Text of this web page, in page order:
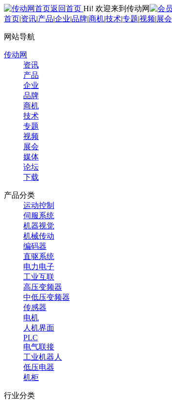
返回首页 Hi! 欢迎来到传动网
首页|资讯|产品|企业|品牌|商机|技术|专题|视频|展会
网站导航
传动网
资讯
产品
企业
品牌
商机
技术
专题
视频
展会
媒体
论坛
下载
产品分类
运动控制
伺服系统
机器视觉
机械传动
编码器
直驱系统
电力电子
工业互联
高压变频器
中低压变频器
传感器
电机
人机界面
PLC
电气联接
工业机器人
低压电器
机柜
行业分类